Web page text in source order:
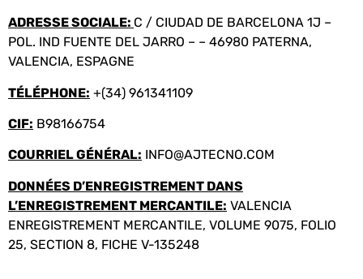
ADRESSE SOCIALE: C / CIUDAD DE BARCELONA 1J –
POL. IND FUENTE DEL JARRO – – 46980 PATERNA,
VALENCIA, ESPAGNE
TÉLÉPHONE: +(34) 961341109
CIF: B98166754
COURRIEL GÉNÉRAL: INFO@AJTECNO.COM
DONNÉES D’ENREGISTREMENT DANS
L’ENREGISTREMENT MERCANTILE: VALENCIA
ENREGISTREMENT MERCANTILE, VOLUME 9075, FOLIO
25, SECTION 8, FICHE V-135248